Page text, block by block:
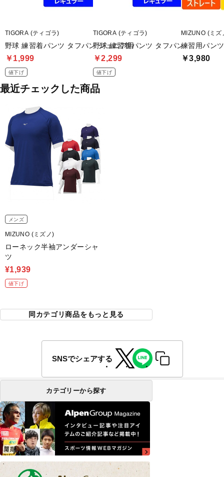
TIGORA (ティゴラ)
野球 練習着パンツ タフパン ジュニア用
￥1,999
値下げ
TIGORA (ティゴラ)
野球 練習着パンツ タフパン
￥2,299
値下げ
MIZUNO (ミズ
練習用パン
￥3,980
最近チェックした商品
メンズ
MIZUNO (ミズノ)
ローネック半袖アンダーシャ
ツ
¥1,939
値下げ
同カテゴリ商品をもっと見る
SNSでシェアする
カテゴリーから探す